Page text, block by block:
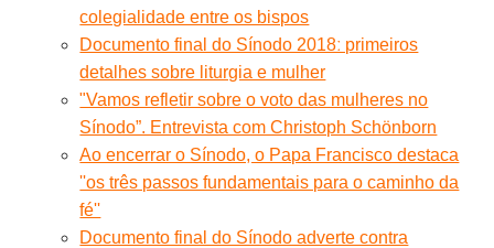
colegialidade entre os bispos
Documento final do Sínodo 2018ː primeiros
detalhes sobre liturgia e mulher
"Vamos refletir sobre o voto das mulheres no
Sínodo”. Entrevista com Christoph Schönborn
Ao encerrar o Sínodo, o Papa Francisco destaca
''os três passos fundamentais para o caminho da
fé''
Documento final do Sínodo adverte contra